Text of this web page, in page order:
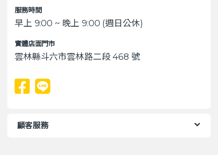
服務時間
早上 9:00 ~ 晚上 9:00 (週日公休)
實體店面門市
雲林縣斗六市雲林路二段 468 號
顧客服務